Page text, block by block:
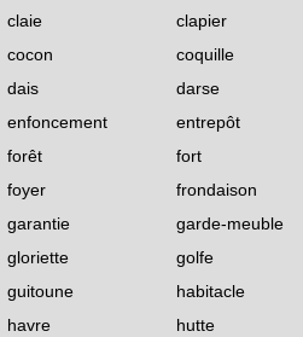
claie
clapier
cocon
coquille
dais
darse
enfoncement
entrepôt
forêt
fort
foyer
frondaison
garantie
garde-meuble
gloriette
golfe
guitoune
habitacle
havre
hutte